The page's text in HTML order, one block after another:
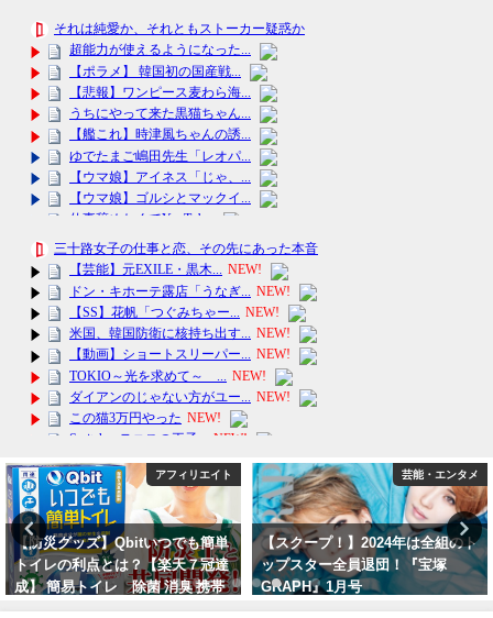
芸能・エンタメ
【スクープ！】2024年は全組のト
ップスター全員退団！『宝塚
GRAPH』1月号
アフィリエイト
【国内製造】ミックスナッツ 無添
加 楽天グルメ大賞 くるみ アー
モンド カシューナッツ 無塩 添加
物不使用 植物油不使用